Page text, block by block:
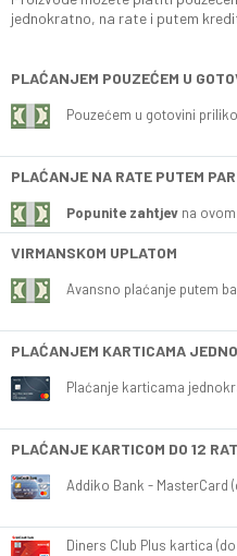
jednokratno, na rate i putem
PLAĆANJEM POUZEĆEM U
Pouzećem u gotovini
PLAĆANJE NA RATE PUTEM
Popunite zahtjev na
VIRMANSKOM UPLATOM
Avansno plaćanje putem
PLAĆANJEM KARTICAMA
Plaćanje karticama
PLAĆANJE KARTICOM DO 12
Addiko Bank - MasterCard
Diners Club Plus kartica (do